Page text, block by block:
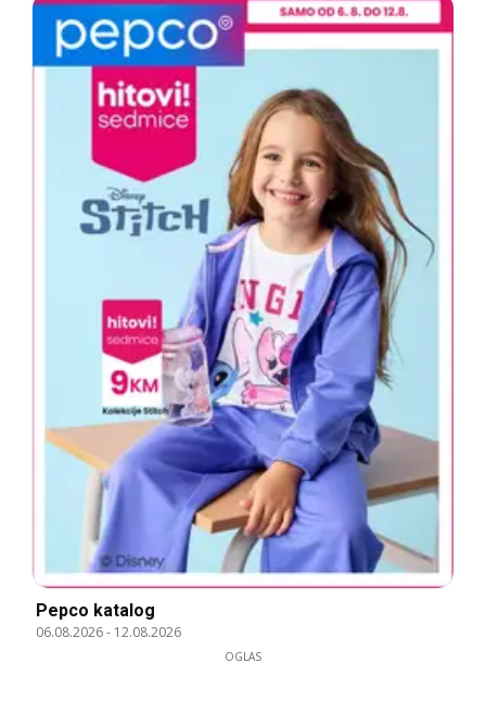
Pepco katalog
06.08.2026- 12.08.2026
OGLAS